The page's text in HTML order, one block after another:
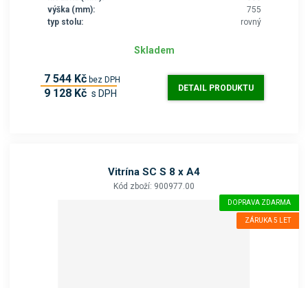
výška (mm):
755
typ stolu:
rovný
Skladem
7 544 Kč bez DPH
9 128 Kč s DPH DETAIL PRODUKTU
Vitrína SC S 8 x A4
Kód zboží: 900977.00
DOPRAVA ZDARMA
ZÁRUKA 5 LET